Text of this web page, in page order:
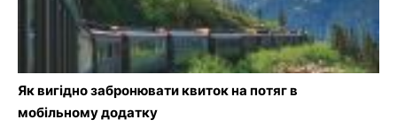
Як вигідно забронювати квиток на потяг в
мобільному додатку